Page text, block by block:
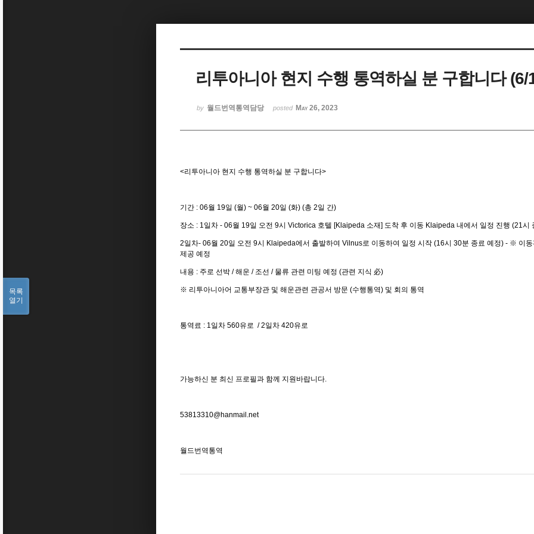
리투아니아 현지 수행 통역하실 분 구합니다 (6/
by 월드번역통역담당 posted May 26, 2023
<리투아니아 현지 수행 통역하실 분 구합니다>
기간 : 06월 19일 (월) ~ 06월 20일 (화) (총 2일 간)
장소 : 1일차 - 06월 19일 오전 9시 Victorica 호텔 [Klaipeda 소재] 도착 후 이동 Klaipeda 내에서 일정 진행 (21시
2일차- 06월 20일 오전 9시 Klaipeda에서 출발하여 Vilnus로 이동하여 일정 시작 (16시 30분 종료 예정) - ※ 이
제공 예정
내용 : 주로 선박 / 해운 / 조선 / 물류 관련 미팅 예정 (관련 지식 必)
※ 리투아니아어 교통부장관 및 해운관련 관공서 방문 (수행통역) 및 회의 통역
통역료 : 1일차 560유로 / 2일차 420유로
가능하신 분 최신 프로필과 함께 지원바랍니다.
53813310@hanmail.net
월드번역통역
목록
열기
Sketchbook5, 스케치북5
Sketchbook5, 스케치북5